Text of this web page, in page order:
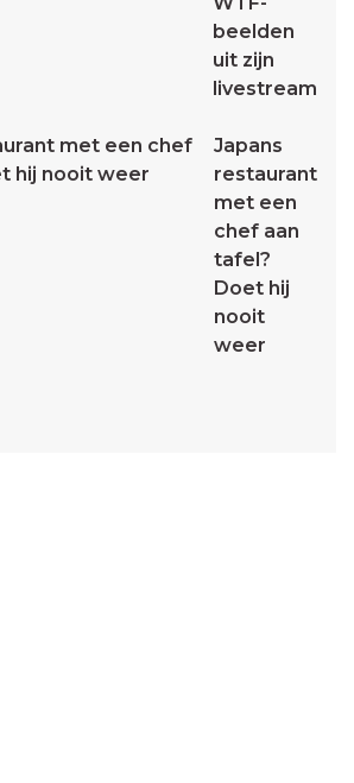
beelden
uit zijn
livestream
Japans
restaurant
met een
chef aan
tafel?
Doet hij
nooit
weer